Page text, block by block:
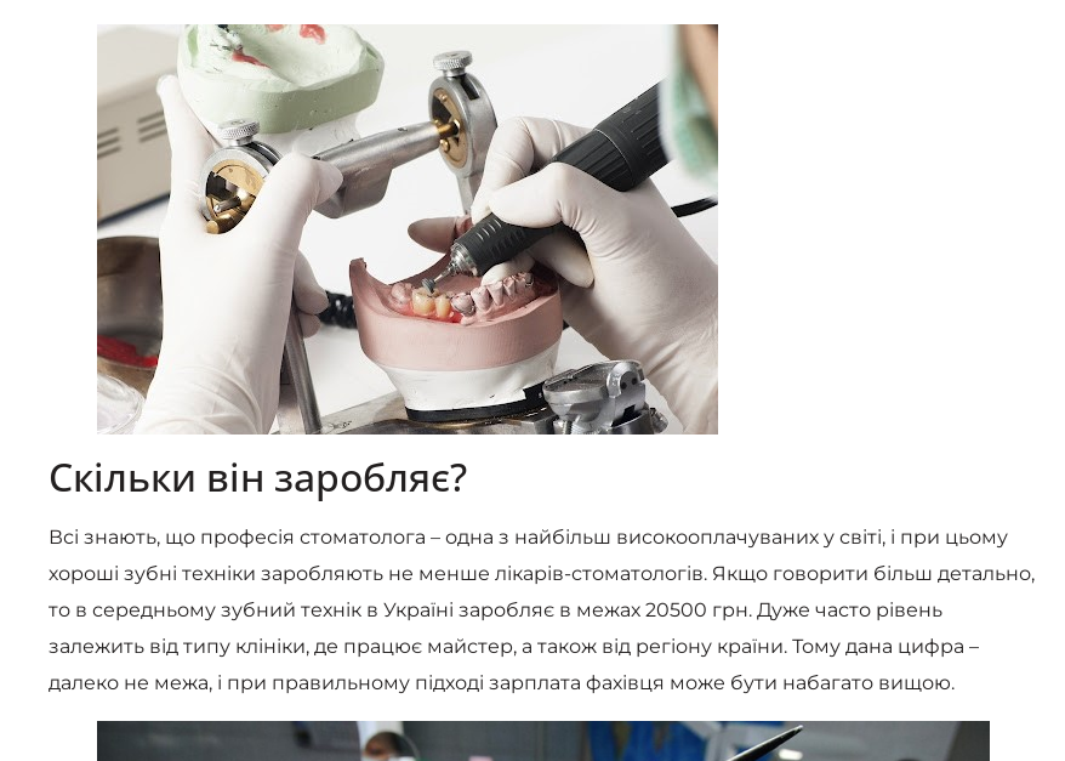
Скільки він заробляє?
Всі знають, що професія стоматолога – одна з найбільш високооплачуваних у світі, і при цьому
хороші зубні техніки заробляють не менше лікарів-стоматологів. Якщо говорити більш детально,
то в середньому зубний технік в Україні заробляє в межах 20500 грн. Дуже часто рівень
залежить від типу клініки, де працює майстер, а також від регіону країни. Тому дана цифра –
далеко не межа, і при правильному підході зарплата фахівця може бути набагато вищою.